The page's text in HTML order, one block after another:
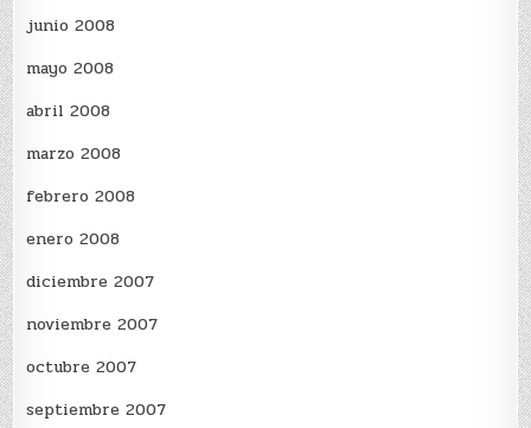
junio 2008
mayo 2008
abril 2008
marzo 2008
febrero 2008
enero 2008
diciembre 2007
noviembre 2007
octubre 2007
septiembre 2007